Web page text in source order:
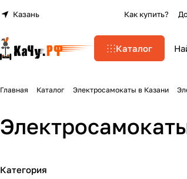
Казань Как купить?
Каталог
Главная Каталог Электросамокаты в Казани
Категория